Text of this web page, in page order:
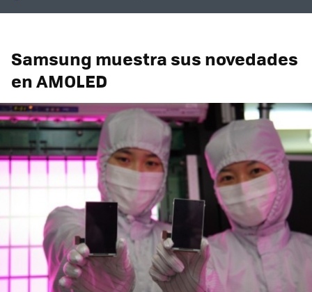
Samsung muestra sus novedades
en AMOLED